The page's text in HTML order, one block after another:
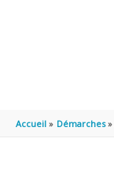
Accueil Démarches